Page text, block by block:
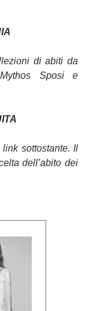
di abiti da
Sposi e
sottostante. Il
dell’abito dei